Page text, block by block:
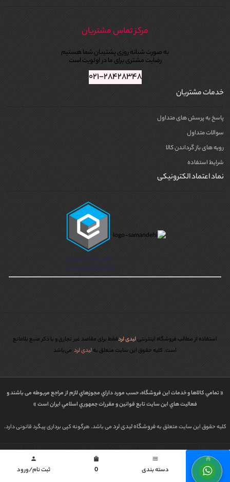
مرکز تماس مشتریان
به صورت شبانه روزی پشتیبان شما هستیم
رضایت مشتری برای ما در اولویت است
۰۲۱-۲۸۴۲۸۳۴۸
خدمات مشتریان
پاسخ به پرسش های متداول
سوالات متداول
رویه های باز گرداندن کالا
شرایط استفاده
نماد اعتماد الکترونیکی
استفاده از مطالب فروشگاه اینترنتیلیدی لردفقط برای مقاصد غیر تجاری و با ذکر منبع بلامانع
است. کليه حقوق اين سايت متعلق بهلیدی لرد می‌باشد
« تمامي كالاها و خدمات اين فروشگاه، حسب مورد داراي مجوزهاي لازم از مراجع مربوطه می باشند و
فعاليت هاي اين سايت تابع قوانين و مقررات جمهوري اسلامي ايران است »
کلیه حقوق این سایت متعلق بهفروشگاه لیدی لردمی باشد. هرگونه کپی برداری پیگرد قانونی دارد.
طراحی شده توسط | پاورگرافhome
خانه
menu
دسته بندی
shopping_bag
0
person
ثبت نام/ورود